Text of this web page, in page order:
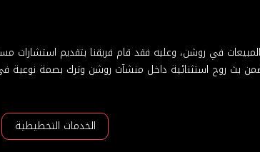
في روشن، وعليه فقد قام فريقنا بتقديم استشارات
بث روح استثنائية داخل منشآت روشن وترك بصمة
الخدمات التخطيطية